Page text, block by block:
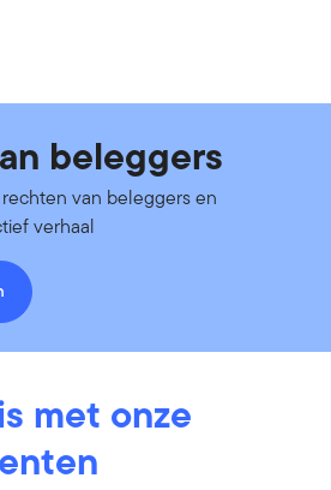
beleggers
van beleggers en
verhaal
met onze